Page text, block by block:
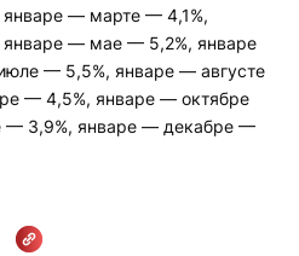
— марте — 4,1%,
— мае — 5,2%, январе
— 5,5%, январе — августе
— 4,5%, январе — октябре
— 3,9%, январе — декабре —